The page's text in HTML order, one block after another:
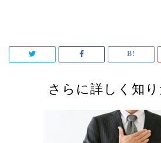
さらに詳しく知